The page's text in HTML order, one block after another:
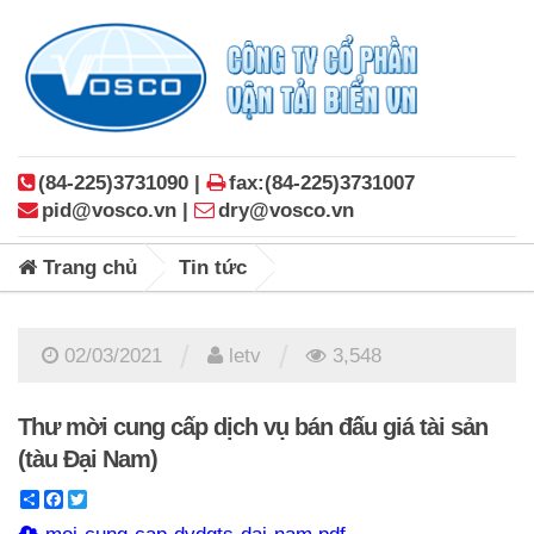
(84-225)3731090 |
fax:(84-225)3731007
pid@vosco.vn |
dry@vosco.vn
Trang chủ Tin tức
02/03/2021 letv 3,548
Thư mời cung cấp dịch vụ bán đấu giá tài sản
(tàu Đại Nam)
ShareFacebook